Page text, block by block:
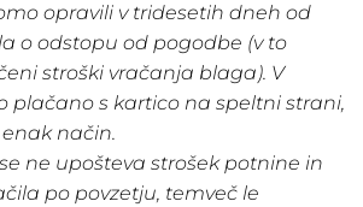
opravili v tridesetih dneh od
o odstopu od pogodbe (v to
stroški vračanja blaga). V
plačano s kartico na speltni strani,
način.
ne upošteva strošek potnine in
po povzetju, temveč le